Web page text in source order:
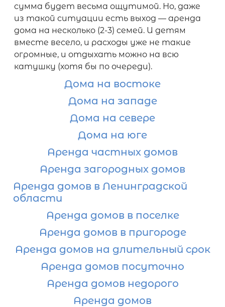
сумма будет весьма ощутимой. Но, даже
из такой ситуации есть выход — аренда
дома на несколько (2-3) семей. И детям
вместе весело, и расходы уже не такие
огромные, и отдыхать можно на всю
катушку (хотя бы по очереди).
Дома на востоке
Дома на западе
Дома на севере
Дома на юге
Аренда частных домов
Аренда загородных домов
Аренда домов в Ленинградской
области
Аренда домов в поселке
Аренда домов в пригороде
Аренда домов на длительный срок
Аренда домов посуточно
Аренда домов недорого
Аренда домов